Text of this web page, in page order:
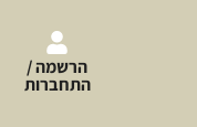
הרשמה /
התחברות